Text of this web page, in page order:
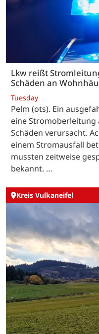
Lkw reißt
Schäden an
Tuesday
Pelm (ots). Ein
eine Stromoberleitung
Schäden verursacht.
einem Stromausfall
mussten zeitweise
bekannt. …
Kreis Vulkaneifel